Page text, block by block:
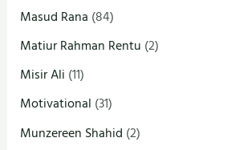
Masud Rana (84)
Matiur Rahman Rentu (2)
Misir Ali (11)
Motivational (31)
Munzereen Shahid (2)